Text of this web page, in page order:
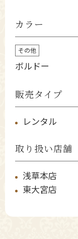
カラー
その他
ボルドー
販売タイプ
レンタル
取り扱い店舗
浅草本店
東大宮店